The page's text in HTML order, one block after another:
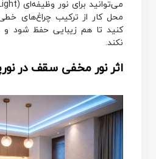
محل کار از ترکیب چراغ‌های
کنید تا هم زیبایی حفظ شود و
نکند.
اثر نور مخفی سقف در